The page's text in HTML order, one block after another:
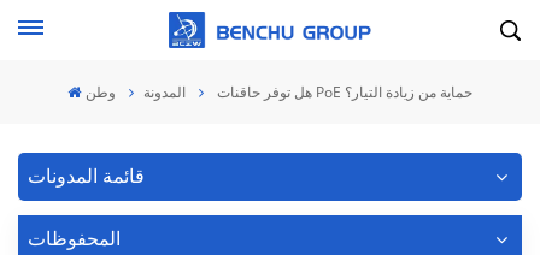
وطن المدونة هل توفر حاقنات PoE حماية من زيادة التيار؟
قائمة المدونات
المحفوظات